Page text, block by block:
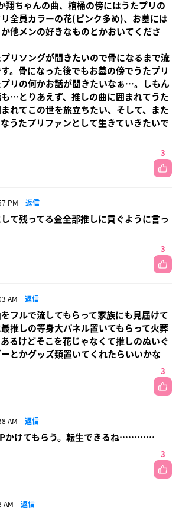
翔ちゃんの曲、棺桶の傍にはうたプリの
全員カラーの花(ピンク多め)、お墓には
他メンの好きなものとかおいてくださ
リソングが聞きたいので骨になるまで流
。骨になった後でもお墓の傍でうたプリ
リの何かお話が聞きたいなぁ…。しもん
…とりあえず、推しの曲に囲まれてうた
れてこの世を旅立ちたい、そして、また
うたプリファンとして生きていきたいで
3
PM 返信
て残ってる金全部推しに貢ぐように言っ
3
AM 返信
フルで流してもらって家族にも見届けて
推しの等身大パネル置いてもらって火葬
るけどそこを花じゃなくて推しのぬいぐ
とかグッズ類置いてくれたらいいかな
3
AM 返信
かけてもらう。転生できるね…………
3
AM 返信